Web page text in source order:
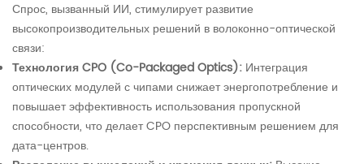
Спрос, вызванный ИИ, стимулирует развитие
высокопроизводительных решений в волоконно-оптической
связи:
Технология CPO (Co-Packaged Optics): Интеграция
оптических модулей с чипами снижает энергопотребление и
повышает эффективность использования пропускной
способности, что делает CPO перспективным решением для
дата-центров.